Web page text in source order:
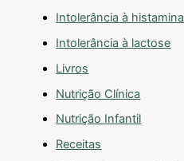
Intolerância à histamina
Intolerância à lactose
Livros
Nutrição Clínica
Nutrição Infantil
Receitas